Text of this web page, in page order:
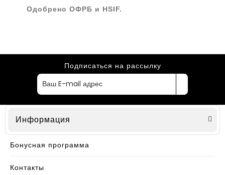
Одобрено ОФРБ и HSIF.
Подписаться на рассылку
Информация
Бонусная программа
Контакты